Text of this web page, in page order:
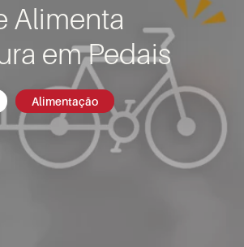
Alimenta
em Pedais
Alimentação